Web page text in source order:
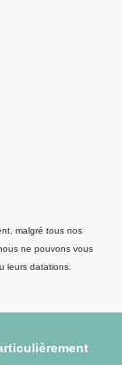
malgré tous nos
ne pouvons vous
leurs datations.